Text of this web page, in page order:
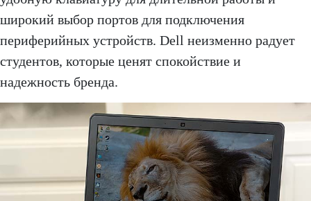
широкий выбор портов для подключения
периферийных устройств. Dell неизменно радует
студентов, которые ценят спокойствие и
надежность бренда.